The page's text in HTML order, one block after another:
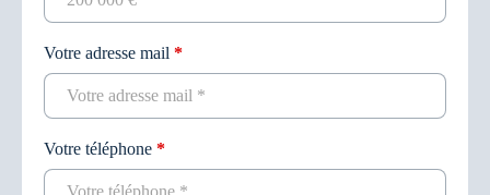
Votre adresse mail *
Votre téléphone *